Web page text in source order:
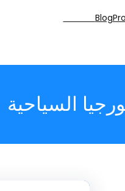
Blog
السياحية